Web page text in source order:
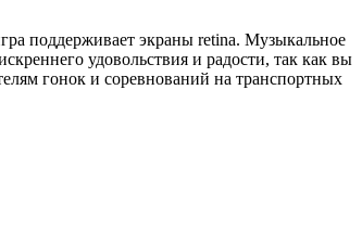
поддерживает экраны retina. Музыкальное
удовольствия и радости, так как вы
гонок и соревнований на транспортных